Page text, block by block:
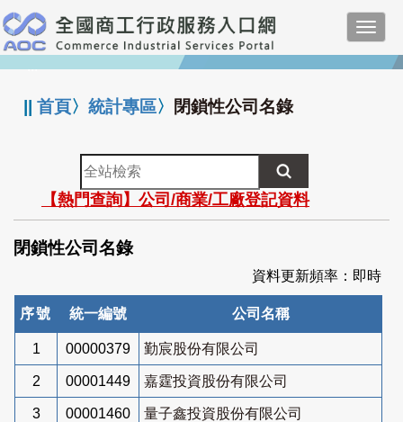
跳
到
主
要
:::
||首頁〉統計專區〉 閉鎖性公司名錄
全
站
檢
索
【熱門查詢】公司/商業/工廠登記資料
閉鎖性公司名錄
資料更新頻率：即時
序號 統一編號 公司名稱
1 00000379 勤宸股份有限公司
2 00001449 嘉霆投資股份有限公司
3 00001460 量子鑫投資股份有限公司